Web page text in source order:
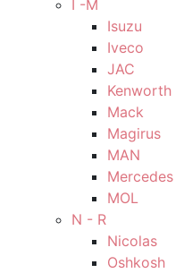
I -M
Isuzu
Iveco
JAC
Kenworth
Mack
Magirus
MAN
Mercedes
MOL
N - R
Nicolas
Oshkosh